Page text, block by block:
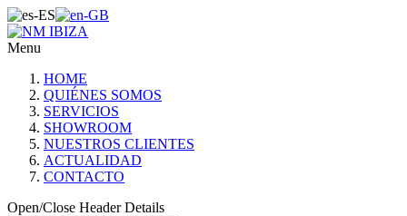
Menu
HOME
QUIÉNES SOMOS
SERVICIOS
SHOWROOM
NUESTROS CLIENTES
ACTUALIDAD
CONTACTO
Open/Close Header Details